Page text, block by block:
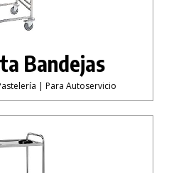
Bandejas
| Para Autoservicio